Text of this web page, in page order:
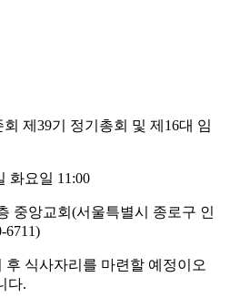
회 제39기 정기총회 및 제 16대 임
화요일 11:00
중앙교회(서울특별시 종로구 인
6711)
후 식사자리를 마련할 예정이오
다.